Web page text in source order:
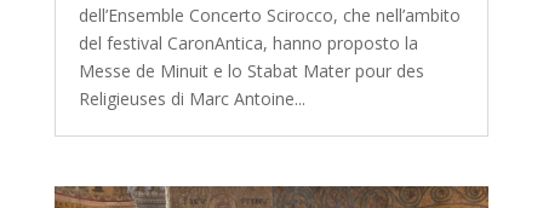
dell’Ensemble Concerto Scirocco, che nell’ambito
del festival CaronAntica, hanno proposto la
Messe de Minuit e lo Stabat Mater pour des
Religieuses di Marc Antoine...